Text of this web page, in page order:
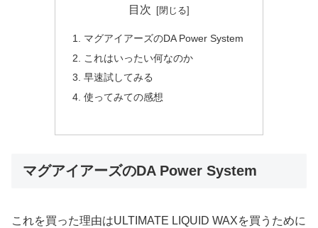
目次
マグアイアーズのDA Power System
これはいったい何なのか
早速試してみる
使ってみての感想
マグアイアーズのDA Power System
これを買った理由はULTIMATE LIQUID WAXを買うために